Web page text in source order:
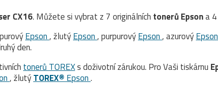
CX16. Můžete si vybrat z 7 originálních tonerůEpsona 4
Epson, žlutýEpson, purpurovýEpson, azurovýEpson
den.
tonerů TOREXs doživotní zárukou. Pro Vaši tiskárnu
, žlutýTOREX® Epson.